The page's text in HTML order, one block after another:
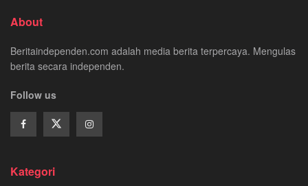
About
Beritaindependen.com adalah media berita terpercaya. Mengulas
berita secara independen.
Follow us
Kategori